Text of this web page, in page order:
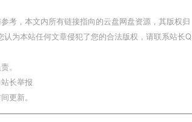
考，本文内所有链接指向的云盘网盘资源，其版权归
为本站任何文章侵犯了您的合法版权，请联系站长Q
。
长举报
更新。